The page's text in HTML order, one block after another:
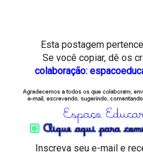
Esta postagem
Se você copiar, dê os
colaboração:
Inscreva seu e-mail e